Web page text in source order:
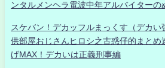
ンタルメンヘラ電波中年アルバイターの
スケバン！デカッフルまっくす（デカ
供部屋おじさんヒロシ之古惑仔的まとめ
げMAX！デカいは正義刑事編